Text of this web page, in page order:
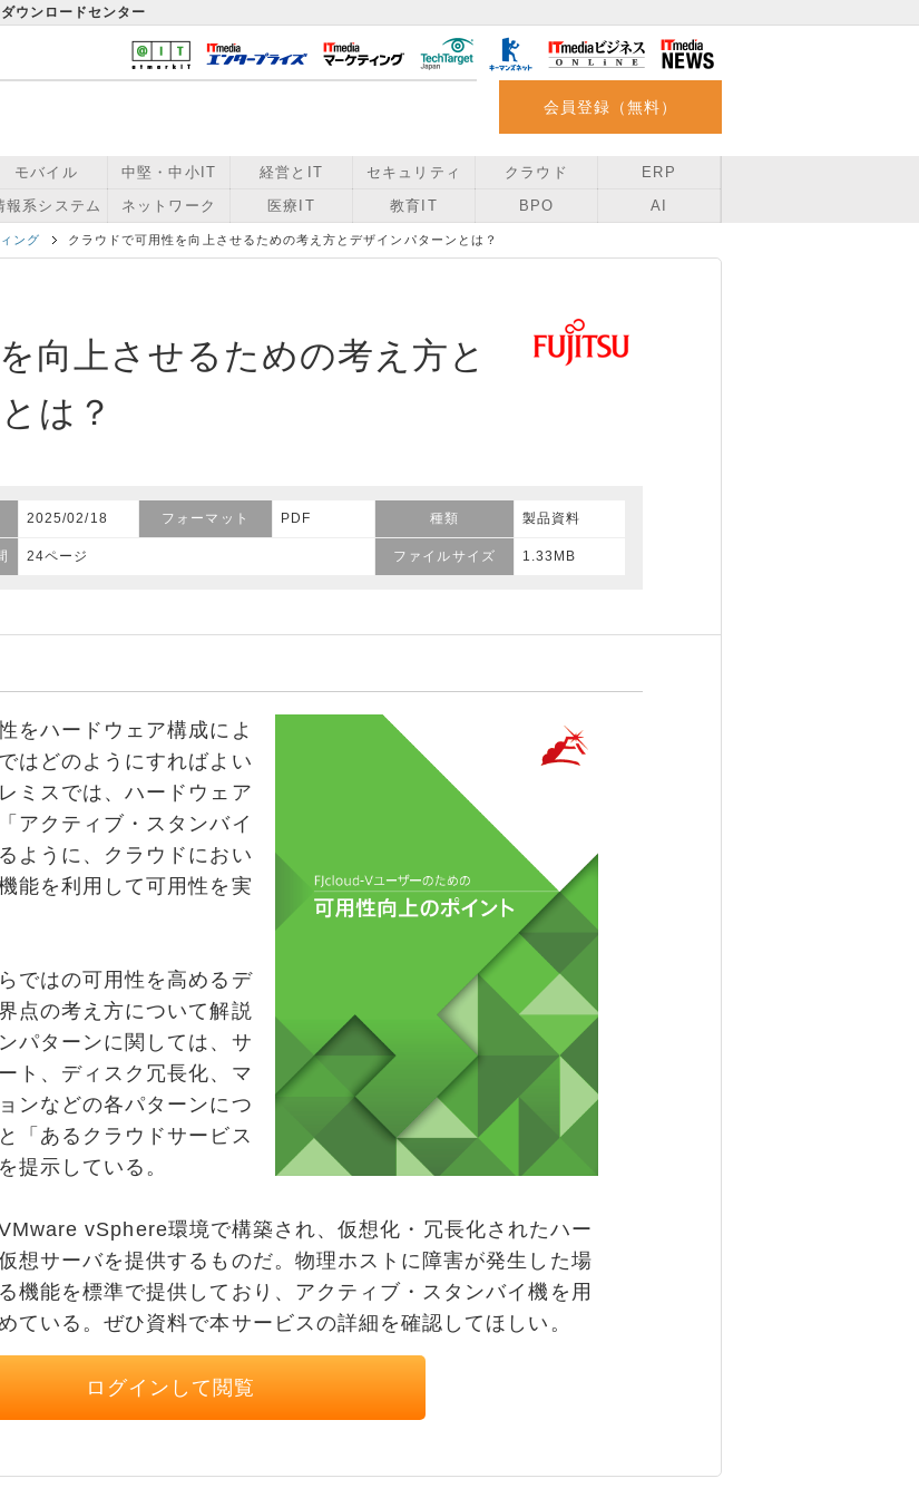
ウンロードセンター
会員登録（無料）
モバイル 中堅・中小IT 経営とIT セキュリティ クラウド
ERP
報系システム ネットワーク 医療IT 教育IT BPO AI
ング クラウドで可用性を向上させるための考え方とデザインパターンとは？
向上させるための考え方と
は？
2025/02/18 フォーマット PDF 種類 製品資料
24ページ ファイルサイズ 1.33MB
をハードウェア構成によ
はどのようにすればよい
ミスでは、ハードウェア
アクティブ・スタンバイ
ように、クラウドにおい
能を利用して可用性を実
ではの可用性を高めるデ
点の考え方について解説
パターンに関しては、サ
ト、ディスク冗長化、マ
ンなどの各パターンにつ
「あるクラウドサービス
提示している。
vSphere環境で構築され、仮想化・冗長化されたハー
想サーバを提供するものだ。物理ホストに障害が発生した場
機能を標準で提供しており、アクティブ・スタンバイ機を用
ている。ぜひ資料で本サービスの詳細を確認してほしい。
ログインして閲覧